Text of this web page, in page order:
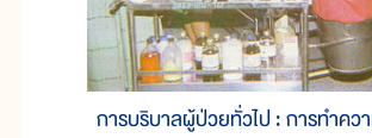
การบริบาลผู้ป่วยทั่วไป : การทำคว